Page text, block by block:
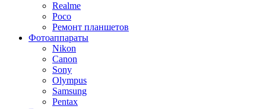
Realme
Poco
Ремонт планшетов
Фотоаппараты
Nikon
Canon
Sony
Olympus
Samsung
Pentax